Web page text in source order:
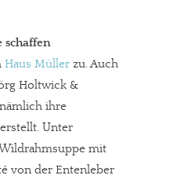
schaffen
Haus Müller zu. Auch
Holtwick &
ihre
Unter
mit
von der Entenleber